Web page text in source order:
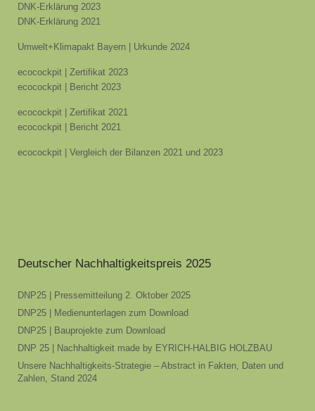
DNK-Erklärung 2023
DNK-Erklärung 2021
Umwelt+Klimapakt Bayern | Urkunde 2024
ecocockpit | Zertifikat 2023
ecocockpit | Bericht 2023
ecocockpit | Zertifikat 2021
ecocockpit | Bericht 2021
ecocockpit | Vergleich der Bilanzen 2021 und 2023
Deutscher Nachhaltigkeitspreis 2025
DNP25 | Pressemitteilung 2. Oktober 2025
DNP25 | Medienunterlagen zum Download
DNP25 | Bauprojekte zum Download
DNP 25 | Nachhaltigkeit made by EYRICH-HALBIG HOLZBAU
Unsere Nachhaltigkeits-Strategie – Abstract in Fakten, Daten und
Zahlen, Stand 2024